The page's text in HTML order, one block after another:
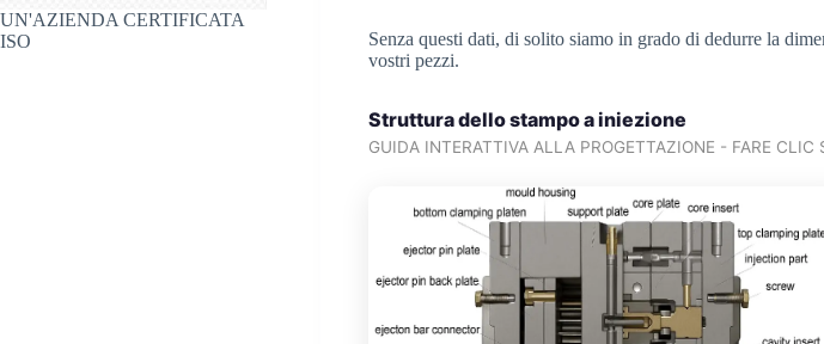
Senza questi dati, di solito siamo in grado di dedurre la
vostri pezzi.
Struttura dello stampo a iniezione
GUIDA INTERATTIVA ALLA PROGETTAZIONE - FARE
UN'AZIENDA CERTIFICATA
ISO